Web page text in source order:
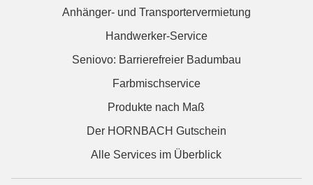
Anhänger- und Transportervermietung
Handwerker-Service
Seniovo: Barrierefreier Badumbau
Farbmischservice
Produkte nach Maß
Der HORNBACH Gutschein
Alle Services im Überblick